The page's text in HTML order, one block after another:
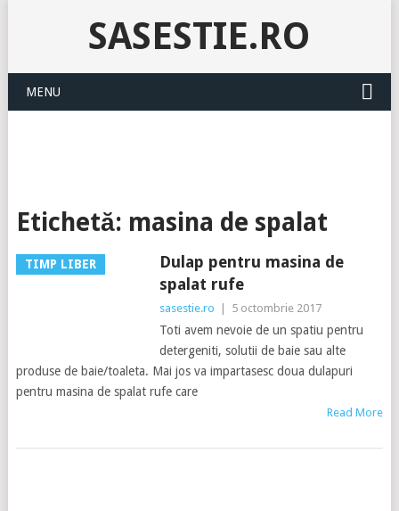
SASESTIE.RO
MENU
Etichetă: masina de spalat
TIMP LIBER
Dulap pentru masina de
spalat rufe
sasestie.ro 5 octombrie 2017
Toti avem nevoie de un spatiu pentru
detergeniti, solutii de baie sau alte
produse de baie/toaleta. Mai jos va impartasesc doua dulapuri
pentru masina de spalat rufe care
Read More